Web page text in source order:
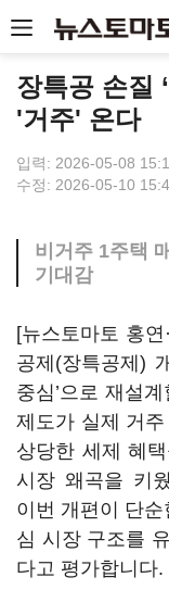
장특공 손질
'거주' 온다
입력: 2026-05-08
수정: 2026-05-10
비거주 1주택
기대감
[뉴스토마토 홍
공제(장특공제)
중심’으로 재설
제도가 실제 거
상당한 세제 혜
시장 왜곡을 키
이번 개편이 단
심 시장 구조를
다고 평가합니다.